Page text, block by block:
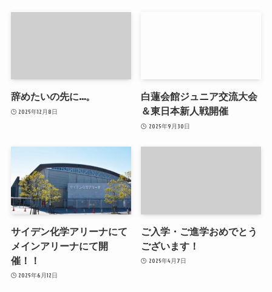
辞めたいの先に…。
2025年12月8日
白蓮会館ジュニア交流大会
＆東日本新人戦開催
2025年9月30日
サイデン化学アリーナにて
メインアリーナにて開
催！！
2025年6月12日
ご入学・ご進学おめでとう
ございます！
2025年4月7日